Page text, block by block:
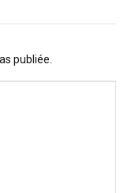
publiée.